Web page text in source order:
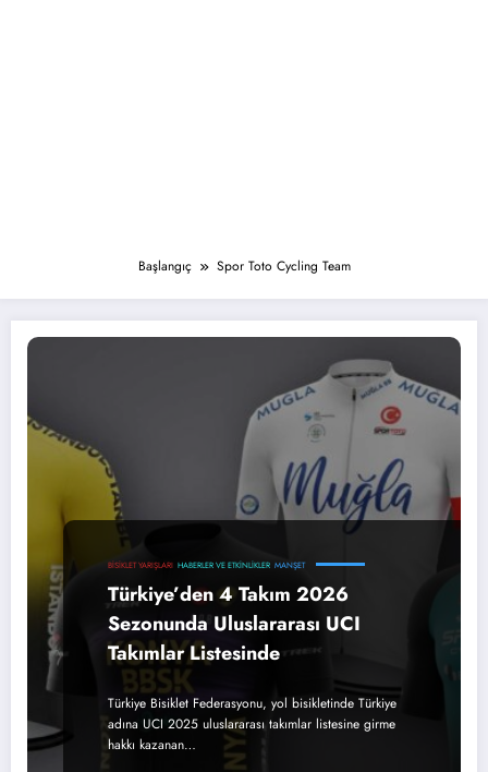
Başlangıç Spor Toto Cycling Team
BISIKLET YARIŞLARI HABERLER VE ETKINLIKLER MANŞET
Türkiye’den 4 Takım 2026
Sezonunda Uluslararası UCI
Takımlar Listesinde
Türkiye Bisiklet Federasyonu, yol bisikletinde Türkiye
adına UCI 2025 uluslararası takımlar listesine girme
hakkı kazanan…